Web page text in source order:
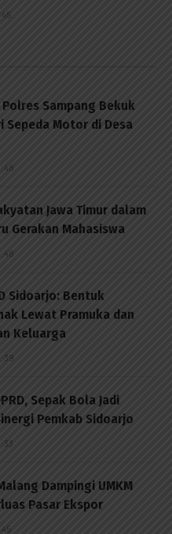
Sampang Bekuk
Sepeda Motor di Desa
Jawa Timur dalam
Gerakan Mahasiswa
Sidoarjo: Bentuk
Lewat Pramuka dan
Keluarga
Sepak Bola Jadi
Pemkab Sidoarjo
Dampingi UMKM
Pasar Ekspor